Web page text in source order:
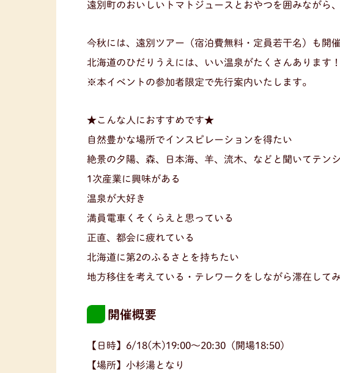
遠別町のおいしいトマトジュースとおやつを囲みながら
今秋には、遠別ツアー（宿泊費無料・定員若干名）も開催
北海道のひだりうえには、いい温泉がたくさんあります！
※本イベントの参加者限定で先行案内いたします。
★こんな人におすすめです★
自然豊かな場所でインスピレーションを得たい
絶景の夕陽、森、日本海、羊、流木、などと聞いてテン
1次産業に興味がある
温泉が大好き
満員電車くそくらえと思っている
正直、都会に疲れている
北海道に第2のふるさとを持ちたい
地方移住を考えている・テレワークをしながら滞在して
開催概要
【日時】6/18(木)19:00〜20:30（開場18:50）
【場所】小杉湯となり